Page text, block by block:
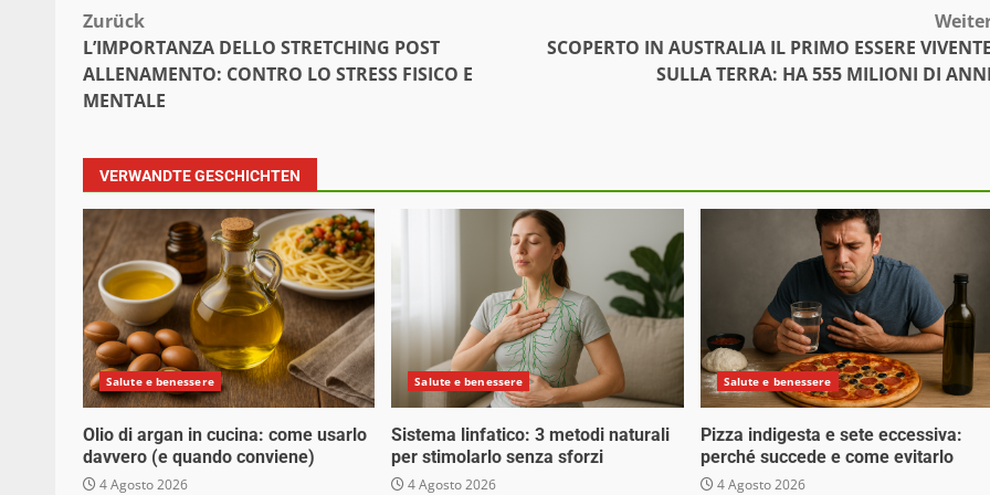
Beitragsnavigation
Zurück
L’IMPORTANZA DELLO STRETCHING POST
ALLENAMENTO: CONTRO LO STRESS FISICO E
MENTALE
SCOPERTO IN AUSTRALIA IL PRIMO ESSERE VIVENTE
SULLA TERRA: HA 555 MILIONI DI ANNI
VERWANDTE GESCHICHTEN
Salute e benessere
Olio di argan in cucina: come usarlo
davvero (e quando conviene)
4 Agosto 2026
Salute e benessere
Sistema linfatico: 3 metodi naturali
per stimolarlo senza sforzi
4 Agosto 2026
Salute e benessere
Pizza indigesta e sete eccessiva:
perché succede e come evitarlo
4 Agosto 2026